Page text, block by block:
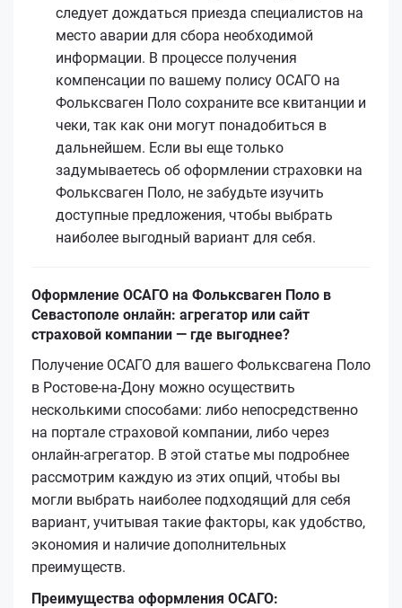
следует дождаться приезда специалистов на
место аварии для сбора необходимой
информации. В процессе получения
компенсации по вашему полису ОСАГО на
Фольксваген Поло сохраните все квитанции и
чеки, так как они могут понадобиться в
дальнейшем. Если вы еще только
задумываетесь об оформлении страховки на
Фольксваген Поло, не забудьте изучить
доступные предложения, чтобы выбрать
наиболее выгодный вариант для себя.
Оформление ОСАГО на Фольксваген Поло в
Севастополе онлайн: агрегатор или сайт
страховой компании — где выгоднее?
Получение ОСАГО для вашего Фольксвагена Поло
в Ростове-на-Дону можно осуществить
несколькими способами: либо непосредственно
на портале страховой компании, либо через
онлайн-агрегатор. В этой статье мы подробнее
рассмотрим каждую из этих опций, чтобы вы
могли выбрать наиболее подходящий для себя
вариант, учитывая такие факторы, как удобство,
экономия и наличие дополнительных
преимуществ.
Преимущества оформления ОСАГО: